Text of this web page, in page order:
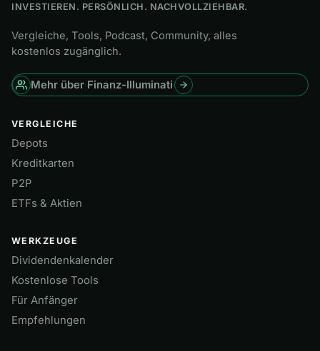
INVESTIEREN. PERSÖNLICH. NACHVOLLZIEHBAR.
Vergleiche, Tools, Podcast, Community, alles
kostenlos zugänglich.
Mehr über Finanz-Illuminati
VERGLEICHE
Depots
Kreditkarten
P2P
ETFs & Aktien
WERKZEUGE
Dividendenkalender
Kostenlose Tools
Für Anfänger
Empfehlungen